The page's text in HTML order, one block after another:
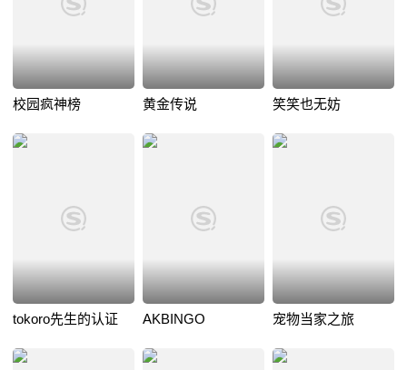
校园疯神榜 黄金传说 笑笑也无妨
tokoro先生的认证 AKBINGO 宠物当家之旅